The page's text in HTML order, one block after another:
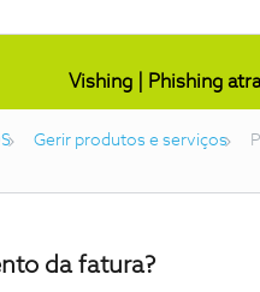
Vishing | Phishing
Gerir produtos e serviços
da fatura?